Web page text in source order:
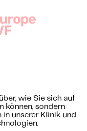
wie Sie sich auf
können, sondern
in unserer Klinik und